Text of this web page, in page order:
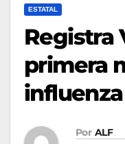
ESTATAL
Registra
primera
influenza
Por ALF